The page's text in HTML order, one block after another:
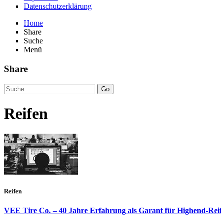
Datenschutzerklärung
Home
Share
Suche
Menü
Share
Go
Reifen
Reifen
VEE Tire Co. – 40 Jahre Erfahrung als Garant für Highend-